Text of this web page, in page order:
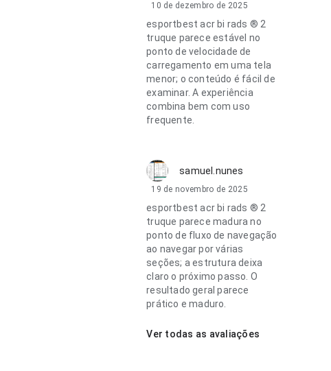
10 de dezembro de 2025
esportbest acr bi rads ® 2
truque parece estável no
ponto de velocidade de
carregamento em uma tela
menor; o conteúdo é fácil de
examinar. A experiência
combina bem com uso
frequente.
samuel.nunes
19 de novembro de 2025
esportbest acr bi rads ® 2
truque parece madura no
ponto de fluxo de navegação
ao navegar por várias
seções; a estrutura deixa
claro o próximo passo. O
resultado geral parece
prático e maduro.
Ver todas as avaliações